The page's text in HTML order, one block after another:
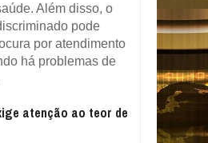
Além disso, o
pode
por atendimento
há problemas de
atenção ao teor de